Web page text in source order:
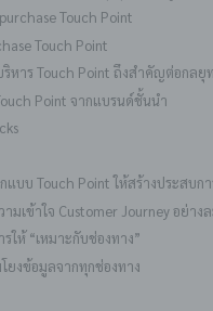
Touch Point
Touch Point
ริหาร Touch Point ถึงสำคัญต่อกลยุ
Point จากแบรนด์ชั้นนำ
แบบ Touch Point ให้สร้างประสบก
ามเข้าใจ Customer Journey อย่าง
รให้ “เหมาะกับช่องทาง”
โยงข้อมูลจากทุกช่องทาง